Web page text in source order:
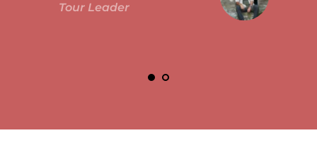
Tour Leader